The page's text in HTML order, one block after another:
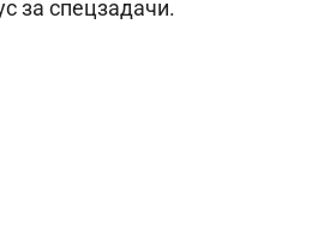
за спецзадачи.